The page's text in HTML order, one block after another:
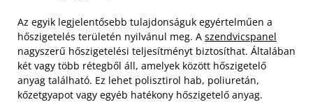
Az egyik legjelentősebb tulajdonságuk egyértelműen a
hőszigetelés területén nyilvánul meg. A szendvicspanel
nagyszerű hőszigetelési teljesítményt biztosíthat. Általában
két vagy több rétegből áll, amelyek között hőszigetelő
anyag található. Ez lehet polisztirol hab, poliuretán,
kőzetgyapot vagy egyéb hatékony hőszigetelő anyag.